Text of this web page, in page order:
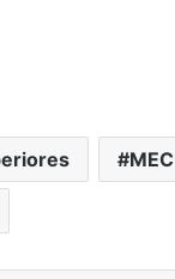
MEC